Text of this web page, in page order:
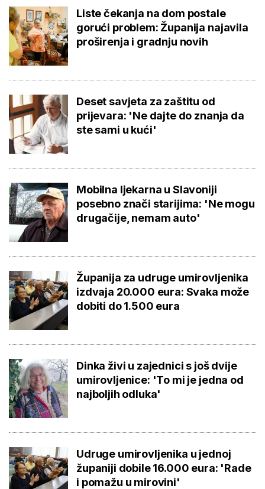
Liste čekanja na dom postale
gorući problem: Županija najavila
proširenja i gradnju novih
Deset savjeta za zaštitu od
prijevara: 'Ne dajte do znanja da
ste sami u kući'
Mobilna ljekarna u Slavoniji
posebno znači starijima: 'Ne mogu
drugačije, nemam auto'
Županija za udruge umirovljenika
izdvaja 20.000 eura: Svaka može
dobiti do 1.500 eura
Dinka živi u zajednici s još dvije
umirovljenice: 'To mi je jedna od
najboljih odluka'
Udruge umirovljenika u jednoj
županiji dobile 16.000 eura: 'Rade
i pomažu u mirovini'